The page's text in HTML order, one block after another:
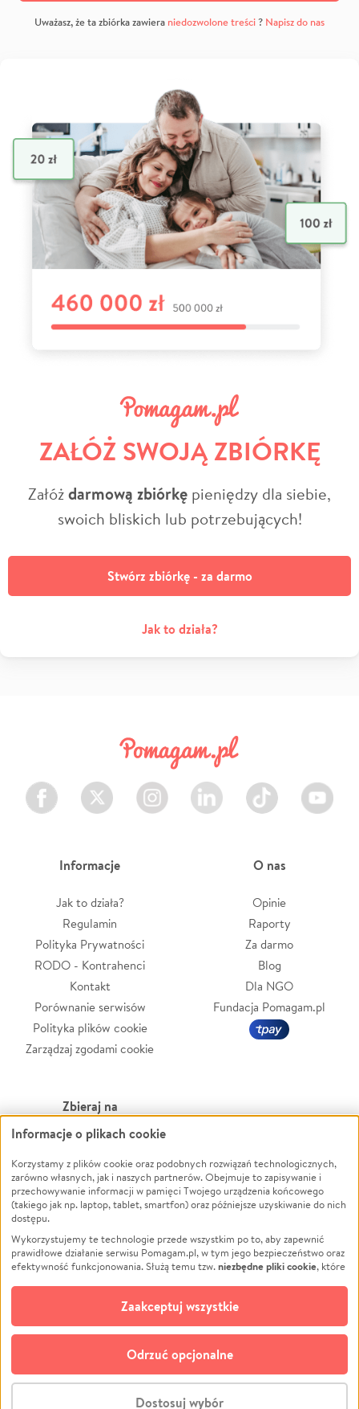
Uważasz, że ta zbiórka zawiera niedozwolone treści? Napisz do nas
ZAŁÓŻ SWOJĄ ZBIÓRKĘ
Załóżdarmową zbiórkę pieniędzy dla siebie,
swoich bliskich lub potrzebujących!
Stwórz zbiórkę - za darmo
Jak to działa?
Facebook Twitter Instagram LinkedIn TikTok Youtube
Informacje
Jak to działa?
Regulamin
Polityka Prywatności
RODO - Kontrahenci
Kontakt
Porównanie serwisów
Polityka plików cookie
Zarządzaj zgodami cookie
O nas
Opinie
Raporty
Za darmo
Blog
Dla NGO
Fundacja Pomagam.pl
Zbieraj na
Leczenie
Zwierzęta
Pożar
Ukraina
Pomoc Finansowa
Projekty
Pogrzeb
Społeczność lokalna
Kultura
Powódź
Wichura
NGO
Edukacja
Podróż
Impreza
Ochrona środowiska
Biznes
© CROWDING SP. Z O.O.
Informacje o plikach cookie
Korzystamy z plików cookie oraz podobnych rozwiązań technologicznych,
zarówno własnych, jak i naszych partnerów. Obejmuje to zapisywanie i
przechowywanie informacji w pamięci Twojego urządzenia końcowego
(takiego jak np. laptop, tablet, smartfon) oraz późniejsze uzyskiwanie do nich
dostępu.
Wykorzystujemy te technologie przede wszystkim po to, aby zapewnić
prawidłowe działanie serwisu Pomagam.pl, w tym jego bezpieczeństwo oraz
efektywność funkcjonowania. Służą temu tzw.niezbędne pliki cookie, które
opcjonalnych plików cookie
technologii do celów analitycznych i retargetingowych. Możesz wyrazić
zgodę na ich stosowanie lub jej odmówić. W dowolnym momencie masz
możliwość zmiany swoich preferencji na stronie „Zarządzaj zgodami cookie”,
do której link znajdziesz w stopce serwisu Pomagam.pl. Opcjonalne pliki
cookie wykorzystywane są w następujących celach:
działanie serwisu Pomagam.pl. Dzięki nim możemy zrozumieć, jak
Dostosuj wybór
Odrzuć opcjonalne
Zaakceptuj wszystkie